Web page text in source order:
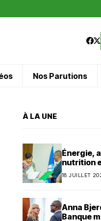
Nos Parutions
À LA UNE
Énergie,
nutrition
Banque
18 JUILLET
Anna
Banque